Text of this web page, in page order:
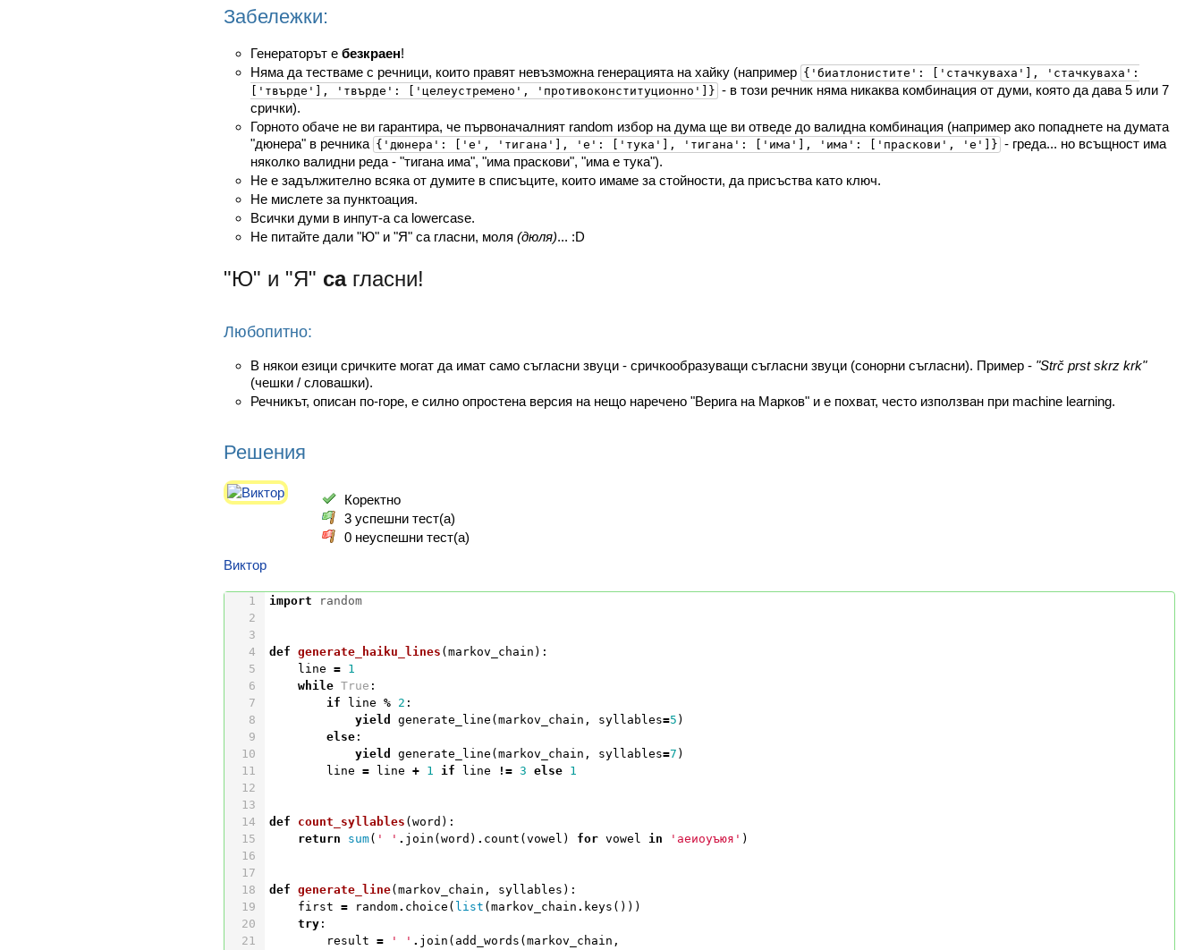
Забележки:
Генераторът е безкраен!
Няма да тестваме с речници, които правят невъзможна генерацията на хайку (например {'биатлонистите': ['стачкуваха'], 'стачкуваха':
['твърде'], 'твърде': ['целеустремено', 'противоконституционно']} - в този речник няма никаква комбинация от думи, която да дава 5 или 7
срички).
Горното обаче не ви гарантира, че първоначалният random избор на дума ще ви отведе до валидна комбинация (например ако попаднете на думата
"дюнера" в речника {'дюнера': ['е', 'тигана'], 'е': ['тука'], 'тигана': ['има'], 'има': ['праскови', 'е']} - греда... но всъщност има
няколко валидни реда - "тигана има", "има праскови", "има е тука").
Не е задължително всяка от думите в списъците, които имаме за стойности, да присъства като ключ.
Не мислете за пунктоация.
Всички думи в инпут-а са lowercase.
Не питайте дали "Ю" и "Я" са гласни, моля (дюля)... :D
"Ю" и "Я" сагласни!
Любопитно:
В някои езици сричките могат да имат само съгласни звуци - сричкообразуващи съгласни звуци (сонорни съгласни). Пример - "Strč prst skrz krk"
(чешки / словашки).
Речникът, описан по-горе, е силно опростена версия на нещо наречено "Верига на Марков" и е похват, често използван при machine learning.
Решения
Коректно
3 успешни тест(а)
0 неуспешни тест(а)
Виктор
import random
def generate_haiku_lines ( markov_chain ):
line = 1
while True :
if
line % 2 :
yield
generate_line ( markov_chain , syllables=5 )
else :
yield
generate_line ( markov_chain , syllables=7 )
line = line + 1 if line != 3 else 1
def count_syllables ( word ):
return
sum( ' ' . join ( word ) . count ( vowel ) for vowel in 'аеиоуъюя' )
def generate_line( markov_chain , syllables ):
first = random. choice ( list ( markov_chain . keys ()))
try :
result = ' ' . join ( add_words ( markov_chain ,